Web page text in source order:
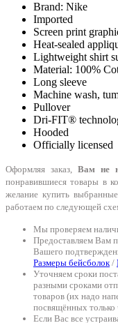
Brand: Nike
Imported
Screen print
Heat-sealed
Lightweight shirt
Material: 100%
Long sleeve
Machine wash,
Pullover
Dri-FIT®
Hooded
Officially licensed
Оформляя заказ,Вам не
понравившиеся товары в
желание купить
работаем по следующей
Мы проверяем
Предоставляем Вам
Вашего
Размеры бейсболок/
Уточняем сроки
разными сроками
товаров (их надо
посвящённых
Если Вас все